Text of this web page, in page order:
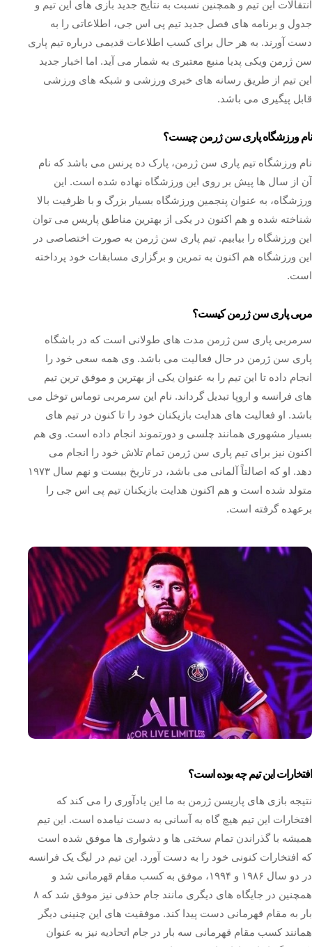
انتقالات این تیم و همچنین نسبت به نتایج جدید بازی های این تیم و
جدول و برنامه های فصل جدید تیم پی اس جی، اطلاعاتی را به
دست آورند. به هر حال برای کسب اطلاعات قدیمی درباره تیم پاری
سن ژرمن ویکی پدیا منبع معتبری به شمار می آید. اما اخبار جدید
این تیم از طریق رسانه های خبری ورزشی و شبکه های ورزشی
قابل پیگیری می باشد.
نام ورزشگاه پاری سن ژرمن چیست؟
نام ورزشگاه تیم پاری سن ژرمن، پارک ده پرنس می باشد که نام
آن از سال ها پیش بر روی این ورزشگاه نهاده شده است. این
ورزشگاه، به عنوان پنجمین ورزشگاه بسیار بزرگ و با ظرفیت بالا
شناخته شده و هم اکنون در یکی از بهترین مناطق پاریس می‌ توان
این ورزشگاه را بیابیم. تیم پاری سن ژرمن به صورت اختصاصی در
این ورزشگاه هم اکنون به تمرین و برگزاری مسابقات خود پرداخته
است.
مربی پاری سن ژرمن کیست؟
سرمربی پاری سن ژرمن مدت های طولانی است که در باشگاه
پاری سن ژرمن در حال فعالیت می باشد. وی همه سعی خود را
انجام داده تا این تیم را به عنوان یکی از بهترین و موفق ترین تیم
های فرانسه و اروپا تبدیل گرداند. نام این سرمربی توماس توخل می
باشد. او فعالیت‌ های هدایت بازیکنان خود را تا کنون در تیم‌ های
بسیار مشهوری همانند چلسی و دورتموند انجام داده است. وی هم
اکنون نیز برای تیم پاری‌ سن‌ ژرمن تمام تلاش خود را انجام می‌
دهد. او که اصالتاً آلمانی می باشد، در تاریخ بیست و نهم سال ۱۹۷۳
متولد شده است و هم اکنون هدایت بازیکنان تیم پی اس جی را
برعهده گرفته است.
افتخارات این تیم چه بوده است؟
نتیجه بازی های پاریسن ژرمن به ما این یادآوری را می‌ کند که
افتخارات این تیم هیچ گاه به آسانی به دست نیامده است. این تیم
همیشه با گذراندن تمام سختی ها و دشواری ها موفق شده است
که افتخارات کنونی خود را به دست آورد. این تیم در لیگ یک فرانسه
در دو سال ۱۹۸۶ و ۱۹۹۴، موفق به کسب مقام قهرمانی شد و
همچنین در جایگاه های دیگری مانند جام حذفی نیز موفق شد که ۸
بار به مقام قهرمانی دست پیدا کند. موفقیت‌ های این چنینی دیگر
همانند کسب مقام قهرمانی سه بار در جام اتحادیه نیز به عنوان